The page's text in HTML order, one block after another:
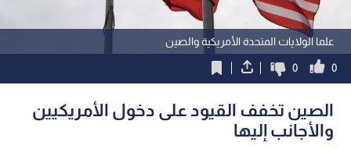
علما الولايات المتحدة الأمريكية والصين
0
0
الصين تخفف القيود على دخول الأمريكيين
والأجانب إليها